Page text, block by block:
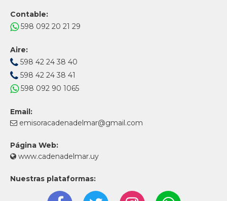
Contable:
598 092 20 21 29
Aire:
598 42 24 38 40
598 42 24 38 41
598 092 90 1065
Email:
emisoracadenadelmar@gmail.com
Página Web:
www.cadenadelmar.uy
Nuestras plataformas: